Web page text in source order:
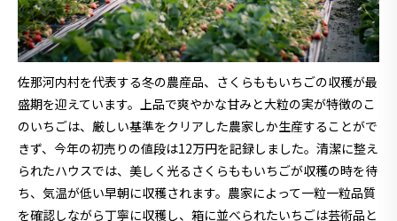
佐那河内村を代表する冬の農産品、さくらももいちごの収穫が最
盛期を迎えています。上品で爽やかな甘みと大粒の実が特徴のこ
のいちごは、厳しい基準をクリアした農家しか生産することがで
きず、今年の初売りの値段は12万円を記録しました。清潔に整え
られたハウスでは、美しく光るさくらももいちごが収穫の時を待
ち、気温が低い早朝に収穫されます。農家によって一粒一粒品質
を確認しながら丁寧に収穫し、箱に並べられたいちごは芸術品と